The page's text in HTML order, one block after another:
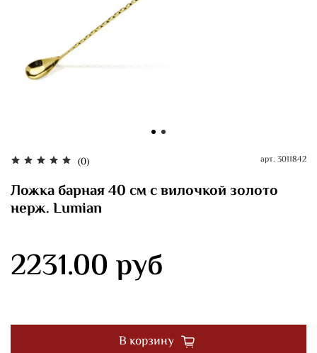
(0) арт. 3011842
Ложка барная 40 см с вилочкой золото
нерж. Lumian
2231.00 руб
В корзину